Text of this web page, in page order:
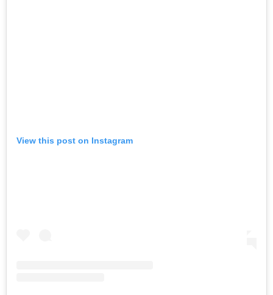
View this post on Instagram